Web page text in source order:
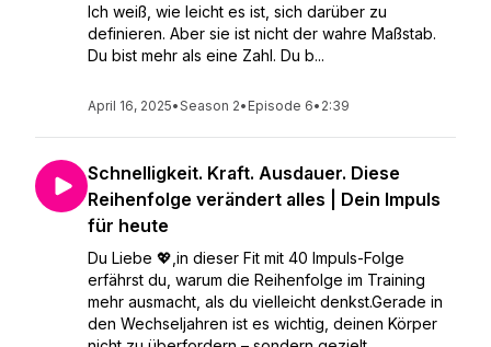
Ich weiß, wie leicht es ist, sich darüber zu
definieren. Aber sie ist nicht der wahre Maßstab.
Du bist mehr als eine Zahl. Du b...
April 16, 2025•Season 2• Episode 6• 2:39
Schnelligkeit. Kraft. Ausdauer. Diese
Reihenfolge verändert alles | Dein Impuls
für heute
Du Liebe 💖,in dieser Fit mit 40 Impuls-Folge
erfährst du, warum die Reihenfolge im Training
mehr ausmacht, als du vielleicht denkst.Gerade in
den Wechseljahren ist es wichtig, deinen Körper